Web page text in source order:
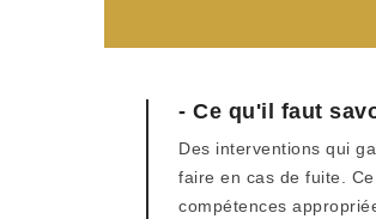
- Ce qu'il faut
Des interventions qui
faire en cas de fuite.
compétences